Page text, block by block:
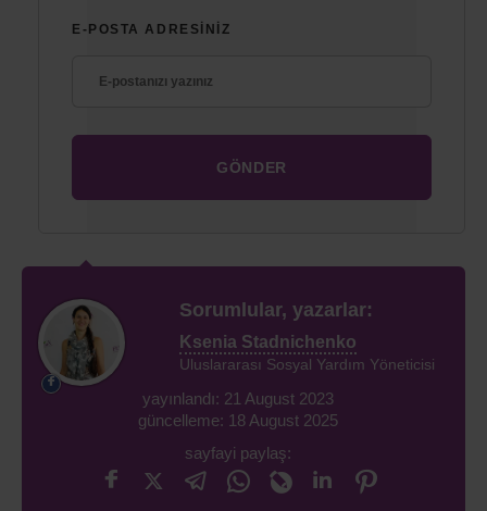
E-POSTA ADRESINIZ
Sorumlular, yazarlar:
Ksenia Stadnichenko
Uluslararası Sosyal Yardım Yöneticisi
yayınlandı: 21 August 2023
güncelleme: 18 August 2025
sayfayi paylaş: